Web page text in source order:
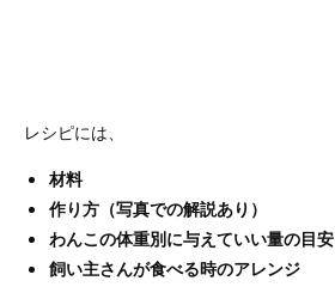
レシピには、
材料
作り方（写真での解説あり）
わんこの体重別に与えていい量の目安
飼い主さんが食べる時のアレンジ